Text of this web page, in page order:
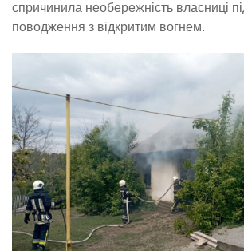
спричинила необережність власниці
поводження з відкритим вогнем.